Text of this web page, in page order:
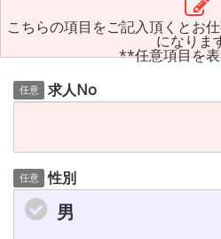
こちらの項目をご記入頂くとお
になりま
**任意項目を
任意 求人No
任意 性別
男